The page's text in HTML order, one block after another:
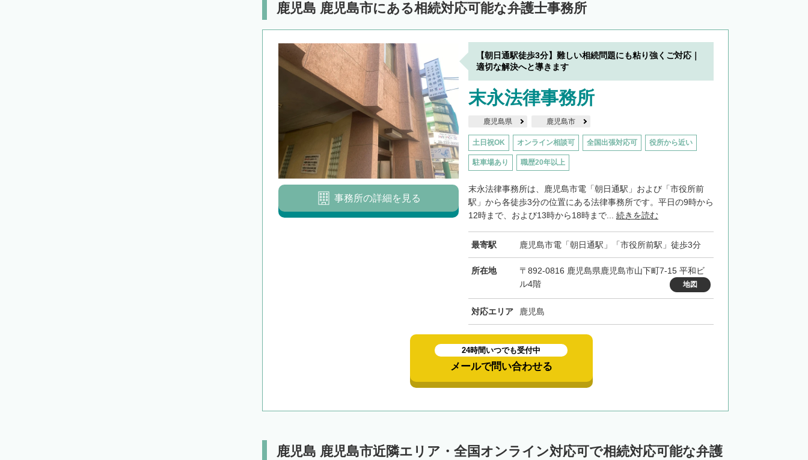
鹿児島 鹿児島市にある相続対応可能な弁護士事務所
【朝日通駅徒歩3分】難しい相続問題にも粘り強くご対応｜
適切な解決へと導きます
末永法律事務所
鹿児島県 鹿児島市
土日祝OK オンライン相談可 全国出張対応可 役所から近い
駐車場あり 職歴20年以上
末永法律事務所は、鹿児島市電「朝日通駅」および「市役所前
駅」から各徒歩3分の位置にある法律事務所です。平日の9時から
12時まで、および13時から18時まで... 続きを読む
最寄駅 鹿児島市電「朝日通駅」「市役所前駅」徒歩3分
所在地
〒892-0816 鹿児島県鹿児島市山下町7-15 平和ビ
ル4階
地図
対応エリア 鹿児島
事務所の詳細を見る
24時間いつでも受付中
メールで問い合わせる
鹿児島 鹿児島市近隣エリア・全国オンライン対応可で相続対応可能な弁護